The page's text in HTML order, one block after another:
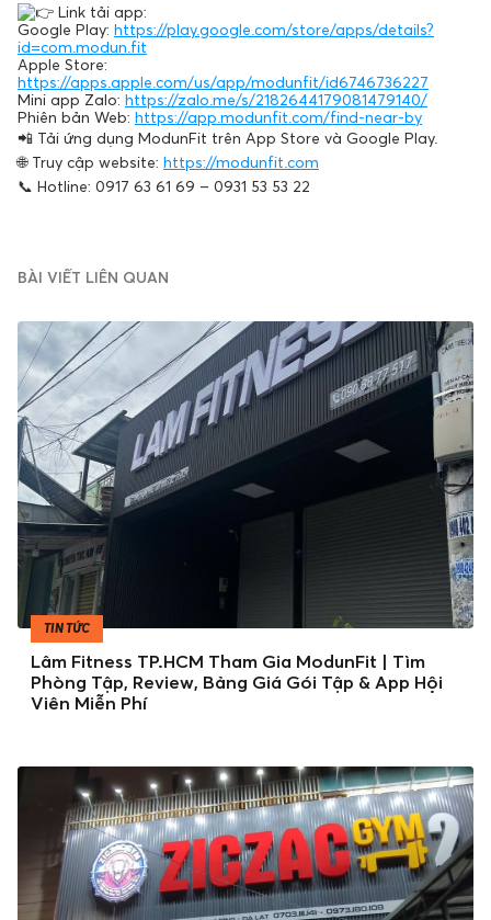
Link tải app:
Google Play: https://play.google.com/store/apps/details?
id=com.modun.fit
Apple Store:
https://apps.apple.com/us/app/modunfit/id6746736227
Mini app Zalo: https://zalo.me/s/2182644179081479140/
Phiên bản Web: https://app.modunfit.com/find-near-by
📲 Tải ứng dụng ModunFit trên App Store và Google Play.
🌐 Truy cập website: https://modunfit.com
📞 Hotline: 0917 63 61 69 – 0931 53 53 22
BÀI VIẾT LIÊN QUAN
TIN TỨC
Lâm Fitness TP.HCM Tham Gia ModunFit | Tìm
Phòng Tập, Review, Bảng Giá Gói Tập & App Hội
Viên Miễn Phí